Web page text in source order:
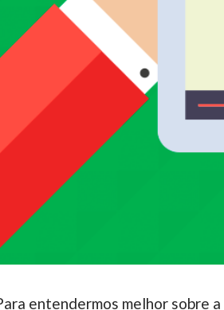
Para entendermos melhor sobre a